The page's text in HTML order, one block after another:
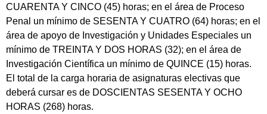
CUARENTA Y CINCO (45) horas; en el área de Proceso
Penal un mínimo de SESENTA Y CUATRO (64) horas; en el
área de apoyo de Investigación y Unidades Especiales un
mínimo de TREINTA Y DOS HORAS (32); en el área de
Investigación Científica un mínimo de QUINCE (15) horas.
El total de la carga horaria de asignaturas electivas que
deberá cursar es de DOSCIENTAS SESENTA Y OCHO
HORAS (268) horas.